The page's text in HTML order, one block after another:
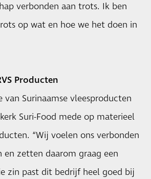
verbonden aan trots. Ik ben
op wat en hoe we het doen in
Producten
Surinaamse vleesproducten
Suri-Food mede op materieel
“Wij voelen ons verbonden
zetten daarom graag een
zin past dit bedrijf heel goed bij